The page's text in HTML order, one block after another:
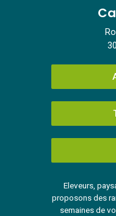
Eleveurs,
proposons des
semaines de